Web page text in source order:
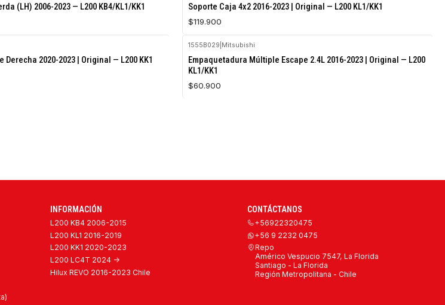
(LH) 2006-2023 — L200 KB4/KL1/KK1 Soporte Caja 4x2 2016-2023 | Original — L200 KL1/KK1
$119.900
2020-2023 | Original — L200 KK1
1555B029 Mitsubishi
Empaquetadura Múltiple Escape 2.4L 2016-2023 | Original — L200
KL1/KK1
$60.900
INFORMACIÓN
L200 KB4 2006-2015
L200 KL1 2016-2019
L200 KK1 2020-2023
L200 LC4T 2024 ->
Hilux REVO 2016-2023 Chile
CONTÁCTANOS
+56922320475
+56 9 2232 0475
Repo
Américo Vespucio 7547, La Florida
Santiago - La Florida
Región Metropolitana - Chile